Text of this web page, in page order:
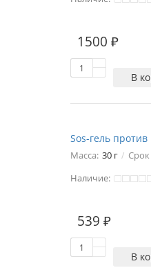
1500 ₽
В
Sos-гель
Масса: 30 г Срок
Наличие:
539 ₽
В